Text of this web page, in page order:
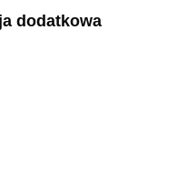
dodatkowa